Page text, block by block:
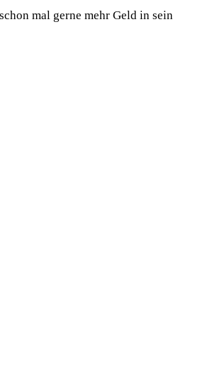
mal gerne mehr Geld in sein